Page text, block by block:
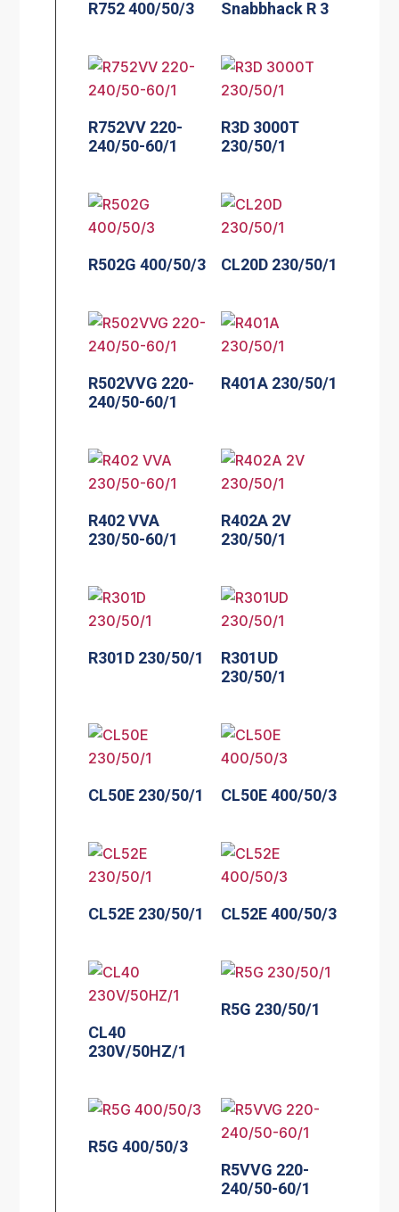
R752 400/50/3 Snabbhack R 3
R752VV 220-
240/50-60/1
R3D 3000T
230/50/1
R502G 400/50/3 CL20D 230/50/1
R502VVG 220-
240/50-60/1
R401A 230/50/1
R402 VVA
230/50-60/1
R402A 2V
230/50/1
R301D 230/50/1
R301UD
230/50/1
CL50E 230/50/1 CL50E 400/50/3
CL52E 230/50/1 CL52E 400/50/3
CL40
230V/50HZ/1
R5G 230/50/1
R5G 400/50/3
R5VVG 220-
240/50-60/1